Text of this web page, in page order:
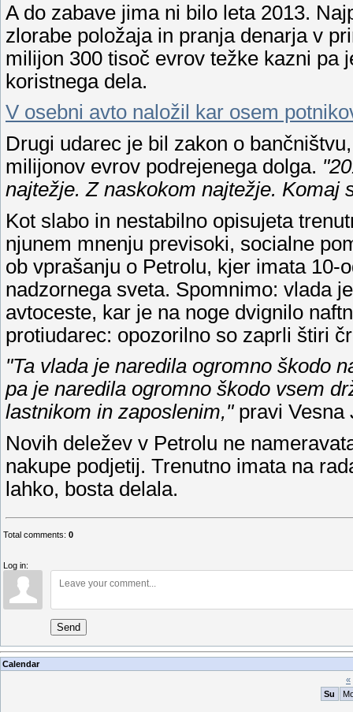
A do zabave jima ni bilo leta 2013.
zlorabe položaja in pranja denarja v
milijon 300 tisoč evrov težke kazni pa
koristnega dela.
V osebni avto naložil kar osem
Drugi udarec je bil zakon o
milijonov evrov podrejenega dolga.
najtežje. Z naskokom najtežje. Komaj
Kot slabo in nestabilno opisujeta
njunem mnenju previsoki, socialne
ob vprašanju o Petrolu, kjer imata 10-
nadzornega sveta. Spomnimo: vlada
avtoceste, kar je na noge dvignilo
protiudarec: opozorilno so zaprli štiri
"Ta vlada je naredila ogromno škodo
pa je naredila ogromno škodo vsem
lastnikom in zaposlenim,"pravi Vesna
Novih deležev v Petrolu ne
nakupe podjetij. Trenutno imata na
lahko, bosta delala.
Total comments: 0
Log in:
Send
Calendar
«
Su